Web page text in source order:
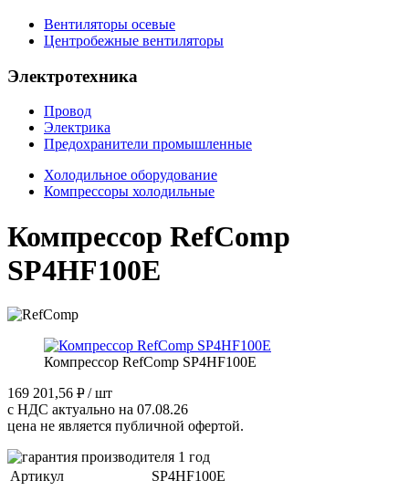
Вентиляторы осевые
Центробежные вентиляторы
Электротехника
Провод
Электрика
Предохранители промышленные
Холодильное оборудование
Компрессоры холодильные
Компрессор RefComp
SP4HF100E
Компрессор RefComp SP4HF100E
169 201,56 P / шт
с НДС актуально на 07.08.26
цена не является публичной офертой.
Артикул
SP4HF100E